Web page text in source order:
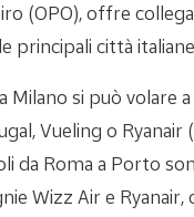
(OPO), offre
principali città
Milano si può volare
Vueling o Ryanair
da Roma a Porto
Wizz Air e Ryanair,